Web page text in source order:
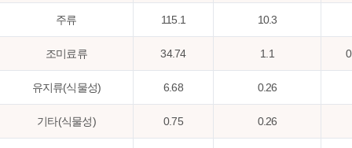
주류 115.1 10.3
조미료류 34.74 1.1
유지류(식물성) 6.68 0.26
기타(식물성) 0.75 0.26